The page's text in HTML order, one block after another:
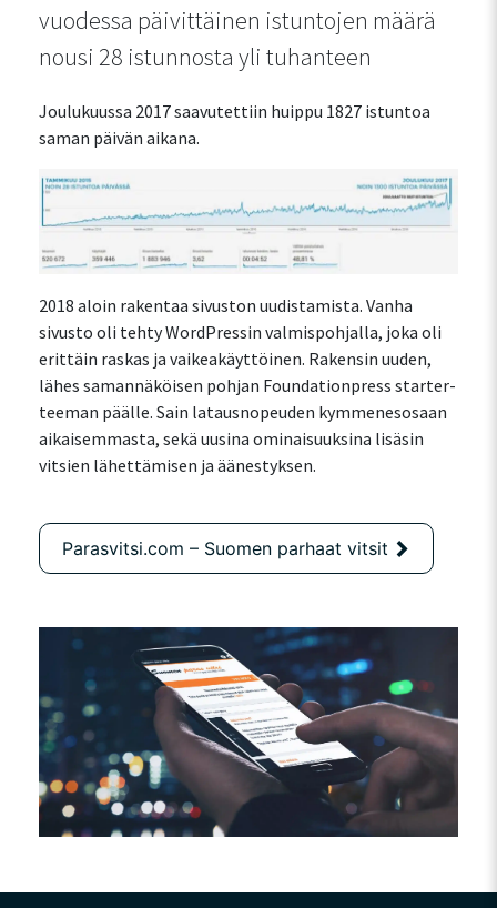
vuodessa päivittäinen istuntojen määrä
nousi 28 istunnosta yli tuhanteen
Joulukuussa 2017 saavutettiin huippu 1827 istuntoa
saman päivän aikana.
2018 aloin rakentaa sivuston uudistamista. Vanha
sivusto oli tehty WordPressin valmispohjalla, joka oli
erittäin raskas ja vaikeakäyttöinen. Rakensin uuden,
lähes samannäköisen pohjan Foundationpress starter-
teeman päälle. Sain latausnopeuden kymmenesosaan
aikaisemmasta, sekä uusina ominaisuuksina lisäsin
vitsien lähettämisen ja äänestyksen.
Parasvitsi.com – Suomen parhaat vitsit